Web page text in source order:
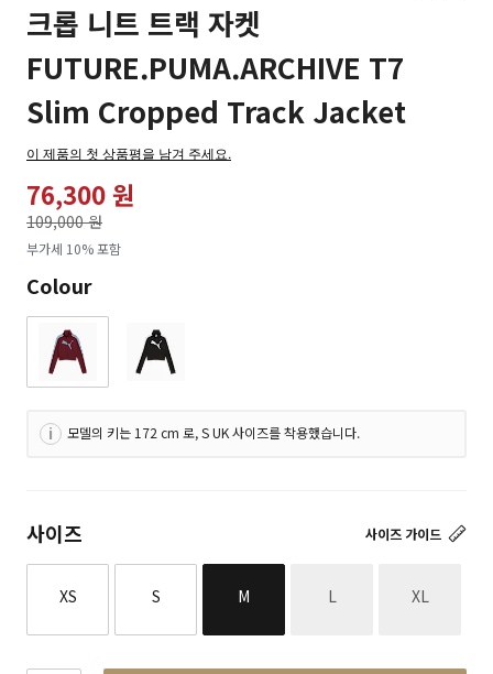
크롭 니트 트랙 자켓
FUTURE.PUMA.ARCHIVE T7
Slim Cropped Track Jacket
이 제품의 첫 상품평을 남겨 주세요.
76,300 원
109,000 원
로
부가세 10% 포함
Colour
모델의 키는 172 cm 로, S UK 사이즈를 착용했습니다.
사이즈 가이드
사이즈
XS S M L XL